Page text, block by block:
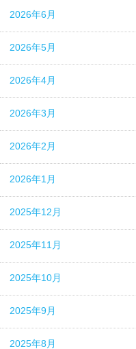
2026年6月
2026年5月
2026年4月
2026年3月
2026年2月
2026年1月
2025年12月
2025年11月
2025年10月
2025年9月
2025年8月